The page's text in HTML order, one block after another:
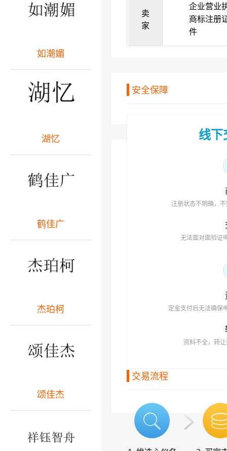
卖
家
企业营业
商标注册
件
安全保障
线下
注册状态不明确，
无法面对面验证
定金支付后无法确保
资料不全，转
交易流程
如潮媚
湖忆
鹤佳广
杰珀柯
颂佳杰